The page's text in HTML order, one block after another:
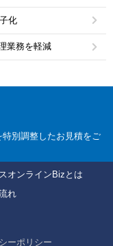
化
業務を軽減
特別調整したお見積をご
オンラインBizとは
れ
ーポリシー